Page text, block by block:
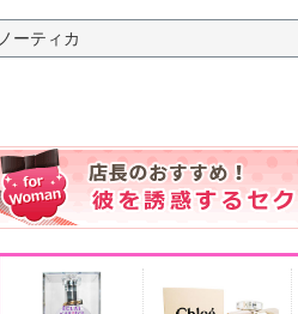
ノーティカ